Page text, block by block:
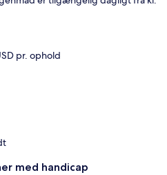
pr. ophold
med handicap